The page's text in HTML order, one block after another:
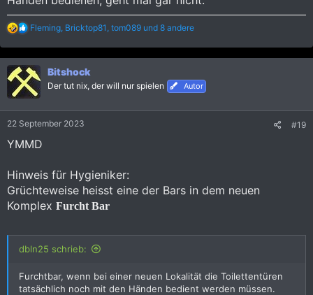
R
a
k
t
i
o
n
Fleming Bricktop81 tom089 und 8 andere
Bitshock
Der tut nix, der will nur spielen Autor
22 September 2023 #19
YMMD
Hinweis für Hygieniker:
Grüchteweise heisst eine der Bars in dem neuen
Komplex Furcht Bar
dbln25 schrieb:
Furchtbar, wenn bei einer neuen Lokalität die Toilettentüren
tatsächlich noch mit den Händen bedient werden müssen.